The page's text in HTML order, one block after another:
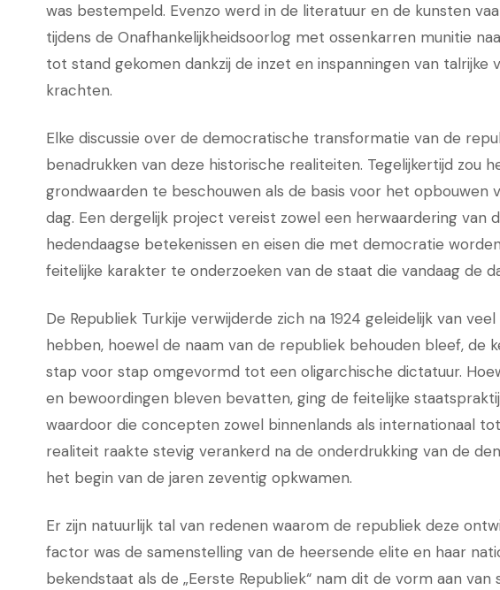
was bestempeld. Evenzo werd in de literatuur en de kunsten
tijdens de Onafhankelijkheidsoorlog met ossenkarren munitie
tot stand gekomen dankzij de inzet en inspanningen van
krachten.
Elke discussie over de democratische transformatie van de
benadrukken van deze historische realiteiten. Tegelijkertijd zou
grondwaarden te beschouwen als de basis voor het opbouwen
dag. Een dergelijk project vereist zowel een herwaardering van
hedendaagse betekenissen en eisen die met democratie
feitelijke karakter te onderzoeken van de staat die vandaag de
De Republiek Turkije verwijderde zich na 1924 geleidelijk van
hebben, hoewel de naam van de republiek behouden bleef, de
stap voor stap omgevormd tot een oligarchische dictatuur.
en bewoordingen bleven bevatten, ging de feitelijke
waardoor die concepten zowel binnenlands als internationaal
realiteit raakte stevig verankerd na de onderdrukking van de
het begin van de jaren zeventig opkwamen.
Er zijn natuurlijk tal van redenen waarom de republiek deze
factor was de samenstelling van de heersende elite en haar
bekendstaat als de „Eerste Republiek“ nam dit de vorm aan